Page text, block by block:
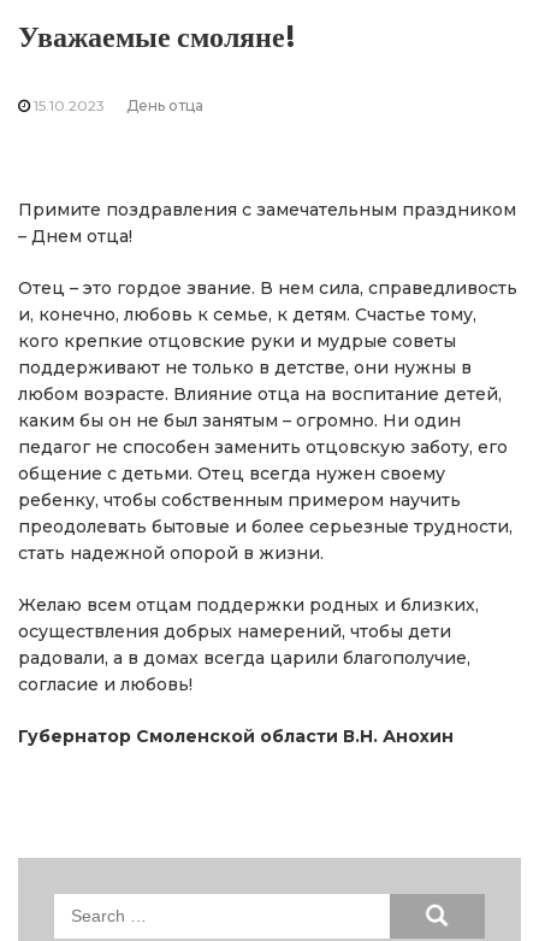
Уважаемые смоляне!
15.10.2023 День отца
Примите поздравления с замечательным праздником
– Днем отца!
Отец – это гордое звание. В нем сила, справедливость
и, конечно, любовь к семье, к детям. Счастье тому,
кого крепкие отцовские руки и мудрые советы
поддерживают не только в детстве, они нужны в
любом возрасте. Влияние отца на воспитание детей,
каким бы он не был занятым – огромно. Ни один
педагог не способен заменить отцовскую заботу, его
общение с детьми. Отец всегда нужен своему
ребенку, чтобы собственным примером научить
преодолевать бытовые и более серьезные трудности,
стать надежной опорой в жизни.
Желаю всем отцам поддержки родных и близких,
осуществления добрых намерений, чтобы дети
радовали, а в домах всегда царили благополучие,
согласие и любовь!
Губернатор Смоленской области В.Н. Анохин
Search